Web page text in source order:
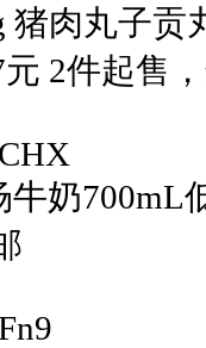
猪肉丸子
2件起售
奶700mL